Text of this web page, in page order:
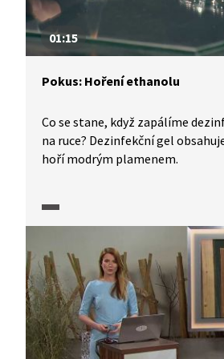
01:15
Pokus: Hoření ethanolu
Co se stane, když zapálíme
na ruce? Dezinfekční gel
hoří modrým plamenem.